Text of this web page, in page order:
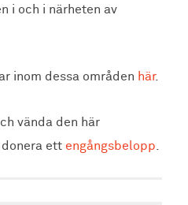
i och i närheten av
inom dessa områden här.
vända den här
ett engångsbelopp